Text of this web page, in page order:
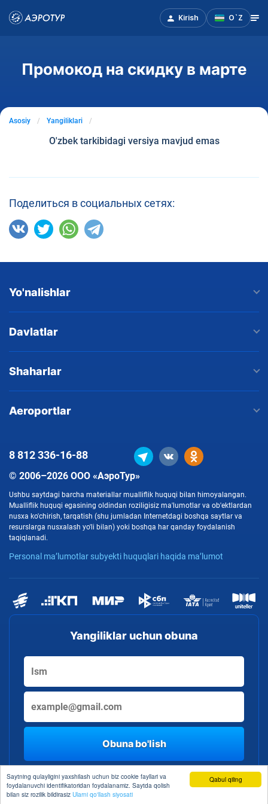
Qabul qiling
Saytning qulayligini yaxshilash uchun biz cookie fayllari va
foydalanuvchi identifikatoridan foydalanamiz. Saytda qolish
bilan siz rozilik bildirasiz Ularni qo'llash siyosati
Kirish O`Z
Промокод на скидку в марте
Asosiy Yangiliklari
O'zbek tarkibidagi versiya mavjud emas
Поделиться в социальных сетях:
Yo'nalishlar
Davlatlar
Shaharlar
Aeroportlar
Yangiliklar uchun obuna
Obuna bo'lish
© 2006–2026 ООО «АэроТур»
Ushbu saytdagi barcha materiallar mualliflik huquqi bilan himoyalangan.
Mualliflik huquqi egasining oldindan roziligisiz ma'lumotlar va ob'ektlardan
nusxa ko'chirish, tarqatish (shu jumladan Internetdagi boshqa saytlar va
resurslarga nusxalash yo'li bilan) yoki boshqa har qanday foydalanish
taqiqlanadi.
Personal ma’lumotlar subyekti huquqlari haqida ma’lumot
8 812336-16-88